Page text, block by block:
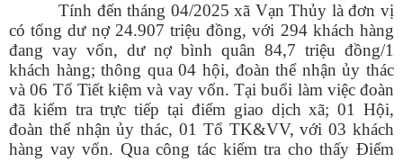
Tính đến tháng 04/2025 xã Vạn Thủy là đơn vị
có tổng dư nợ 24.907 triệu đồng, với 294 khách hàng
đang vay vốn, dư nợ bình quân 84,7 triệu đồng/1
khách hàng; thông qua 04 hội, đoàn thể nhận ủy thác
và 06 Tổ Tiết kiệm và vay vốn. Tại buổi làm việc đoàn
đã kiểm tra trực tiếp tại điểm giao dịch xã; 01 Hội,
đoàn thể nhận ủy thác, 01 Tổ TK&VV, với 03 khách
hàng vay vốn. Qua công tác kiểm tra cho thấy Điểm